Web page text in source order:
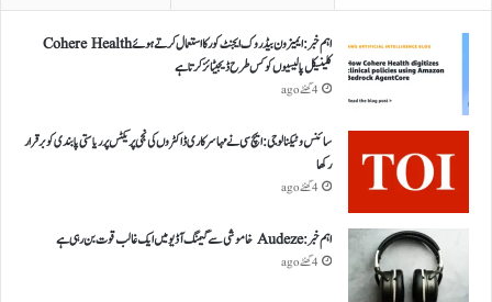
اہم خبر: ایمیزون بیڈروک ایجنٹ کور کا استعمال کرتے ہوئے Cohere Health
کلینیکل پالیسیوں کو کس طرح ڈیجیٹائز کرتا ہے
4 گھنٹے ago
سائنس و ٹیکنالوجی: ایچ سی نے مہا سرکاری ڈاکٹروں کی نجی پریکٹس پر ریاستی پابندی کو برقرار
رکھا
4 گھنٹے ago
اہم خبر: Audeze خاموشی سے گیمنگ آڈیو میں ایک غالب قوت بن رہی ہے
4 گھنٹے ago